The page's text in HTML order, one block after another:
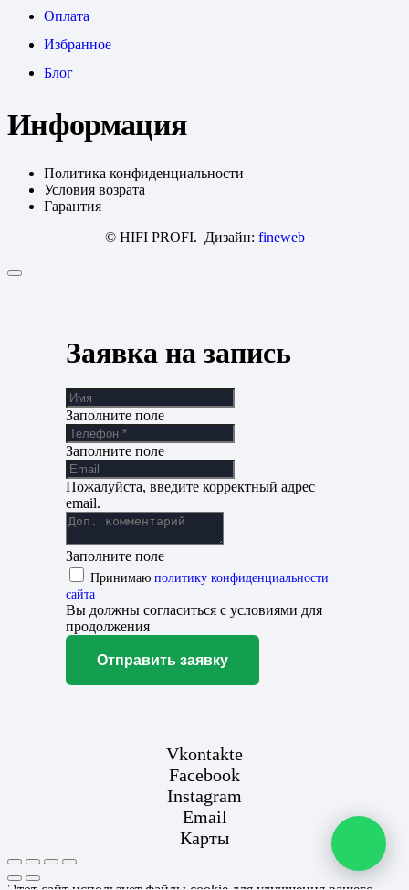
Оплата
Избранное
Блог
Информация
Политика конфиденциальности
Условия возрата
Гарантия
© HIFI PROFI. Дизайн: fineweb
Заявка на запись
Заполните поле
Заполните поле
Пожалуйста, введите корректный адрес
email.
Заполните поле
Принимаю политику конфиденциальности
сайта
Вы должны согласиться с условиями для
продолжения
Отправить заявку
Vkontakte
Facebook
Instagram
Email
Карты